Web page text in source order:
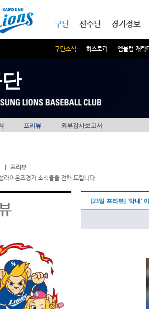
구단
구단소식 히스토리 엠블럼 캐릭
선수단 경기정보
프리뷰 외부감사보고서
프리뷰
라이온즈경기 소식들을 전해 드립니다.
[23일 프리뷰] '막내'